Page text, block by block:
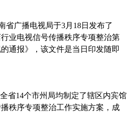
省广播电视局于3月18日发布了
行业电视信号传播秩序专项整治第
通报》，该文件是当日印发随即
省14个市州局均制定了辖区内宾馆
秩序专项整治工作实施方案，成